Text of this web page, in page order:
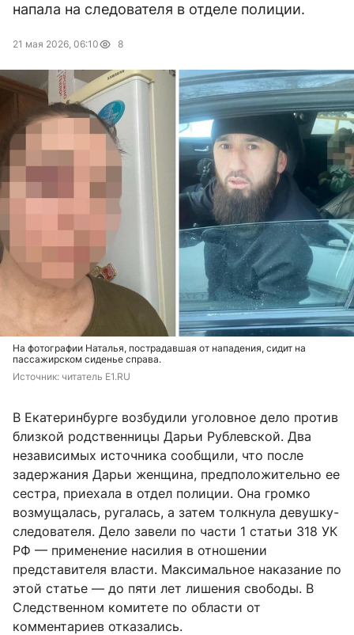
напала на следователя в отделе полиции.
21 мая 2026, 06:10 8
На фотографии Наталья, пострадавшая от нападения, сидит на
пассажирском сиденье справа.
Источник: читатель E1.RU
В Екатеринбурге возбудили уголовное дело против
близкой родственницы Дарьи Рублевской. Два
независимых источника сообщили, что после
задержания Дарьи женщина, предположительно ее
сестра, приехала в отдел полиции. Она громко
возмущалась, ругалась, а затем толкнула девушку-
следователя. Дело завели по части 1 статьи 318 УК
РФ — применение насилия в отношении
представителя власти. Максимальное наказание по
этой статье — до пяти лет лишения свободы. В
Следственном комитете по области от
комментариев отказались.